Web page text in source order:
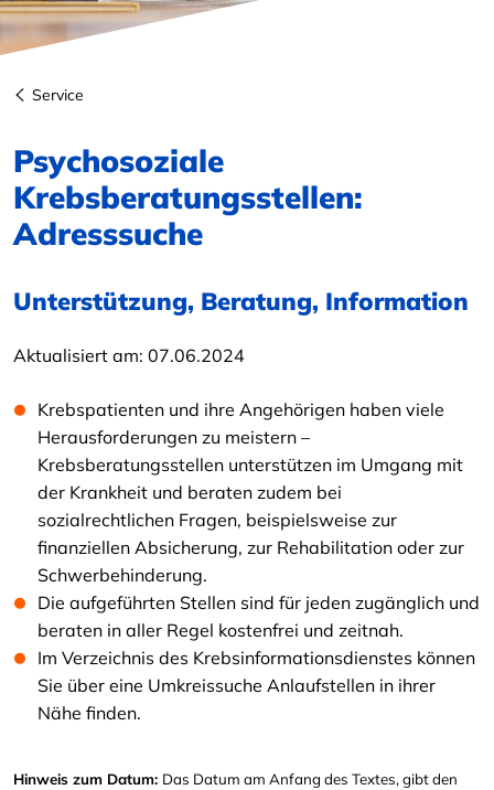
Service
Psychosoziale
Krebsberatungsstellen:
Adresssuche
Unterstützung, Beratung, Information
Aktualisiert am: 07.06.2024
Krebspatienten und ihre Angehörigen haben viele
Herausforderungen zu meistern –
Krebsberatungsstellen unterstützen im Umgang mit
der Krankheit und beraten zudem bei
sozialrechtlichen Fragen, beispielsweise zur
finanziellen Absicherung, zur Rehabilitation oder zur
Schwerbehinderung.
Die aufgeführten Stellen sind für jeden zugänglich und
beraten in aller Regel kostenfrei und zeitnah.
Im Verzeichnis des Krebsinformationsdienstes können
Sie über eine Umkreissuche Anlaufstellen in ihrer
Nähe finden.
Hinweis zum Datum: Das Datum am Anfang des Textes, gibt den